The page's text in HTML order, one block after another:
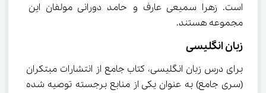
است. زهرا سمیعی عارف و حامد دورانی مولفان این
مجموعه هستند.
زبان انگلیسی
برای درس زبان انگلیسی، کتاب جامع از انتشارات مبتکران
(سری جامع) به عنوان یکی از منابع برجسته توصیه شده